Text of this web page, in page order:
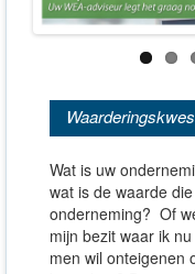
Previous
Wat is uw
wat is de waarde
onderneming? Of
mijn bezit waar ik
men wil onteigenen